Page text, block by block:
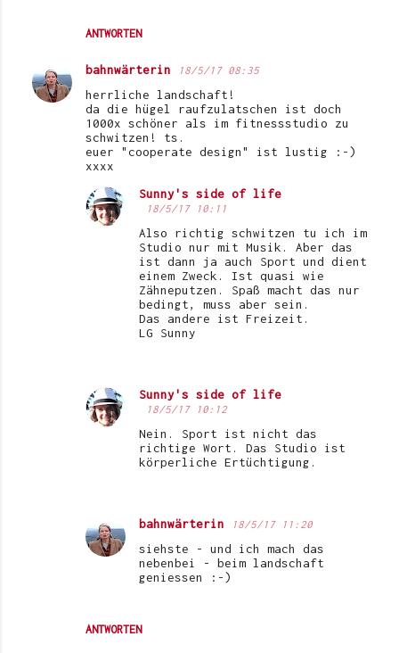
ANTWORTEN
bahnwärterin 18/5/17 08:35
herrliche landschaft!
da die hügel raufzulatschen ist doch
1000x schöner als im fitnessstudio zu
schwitzen! ts.
euer "cooperate design" ist lustig :-)
xxxx
ANTWORTEN
Sunny's side of life
18/5/17 10:11
Also richtig schwitzen tu ich im
Studio nur mit Musik. Aber das
ist dann ja auch Sport und dient
einem Zweck. Ist quasi wie
Zähneputzen. Spaß macht das nur
bedingt, muss aber sein.
Das andere ist Freizeit.
LG Sunny
Sunny's side of life
18/5/17 10:12
Nein. Sport ist nicht das
richtige Wort. Das Studio ist
körperliche Ertüchtigung.
bahnwärterin 18/5/17 11:20
siehste - und ich mach das
nebenbei - beim landschaft
geniessen :-)